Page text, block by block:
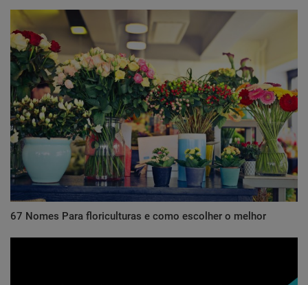
67 Nomes Para floriculturas e como escolher o melhor